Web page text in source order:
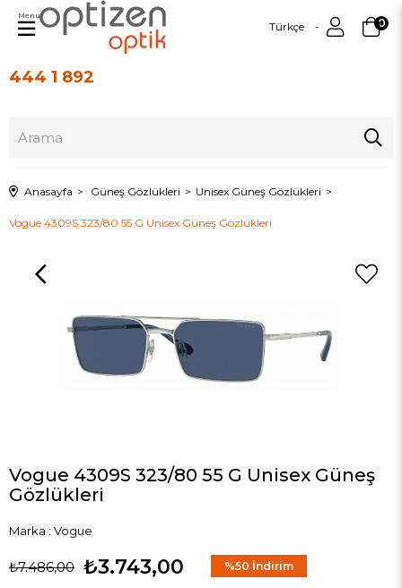
444 1 892
Türkçe 0
Menu
Anasayfa Güneş Gözlükleri Unisex Güneş Gözlükleri
Vogue 4309S 323/80 55 G Unisex Güneş Gözlükleri
Vogue 4309S 323/80 55 G Unisex Güneş
Gözlükleri
Marka : Vogue
₺7.486,00 ₺3.743,00 %50 İndirim